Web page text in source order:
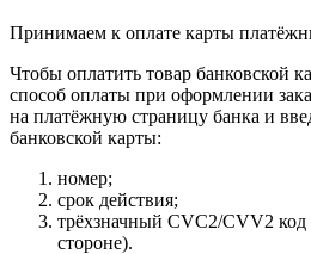
Принимаем к оплате карты
Чтобы оплатить товар банковской
способ оплаты при оформлении
на платёжную страницу банка и
банковской карты:
номер;
срок действия;
трёхзначный CVC2/CVV2 код
стороне).